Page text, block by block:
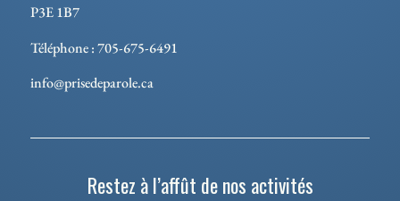
P3E 1B7
Téléphone : 705-675-6491
info@prisedeparole.ca
Restez à l’affût de nos activités